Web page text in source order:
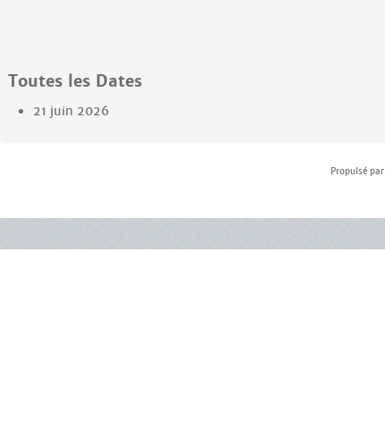
Toutes les Dates
21 juin 2026
Propulsé par